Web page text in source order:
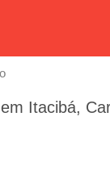
Itacibá,